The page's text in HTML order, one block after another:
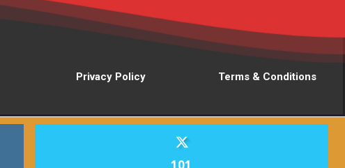
Privacy Policy Terms & Conditions
101